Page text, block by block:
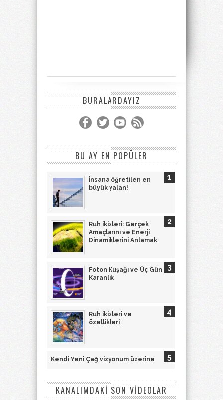
BURALARDAYIZ
BU AY EN POPÜLER
İnsana öğretilen en
büyük yalan!
Ruh ikizleri: Gerçek
Amaçlarını ve Enerji
Dinamiklerini Anlamak
Foton Kuşağı ve Üç Gün
Karanlık
Ruh ikizleri ve
özellikleri
Kendi Yeni Çağ vizyonum üzerine
KANALIMDAKİ SON VİDEOLAR